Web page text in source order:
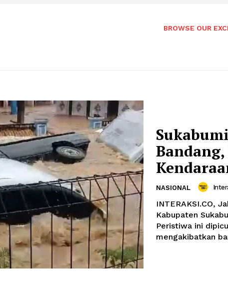
BROWSE OUR
NASIONAL
INTERAKSI.CO,
Kabupaten
Peristiwa ini
mengakibatkan